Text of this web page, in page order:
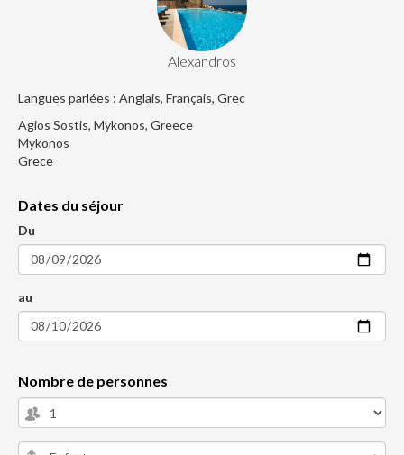
Alexandros
Langues parlées : Anglais, Français, Grec
Agios Sostis, Mykonos, Greece
Mykonos
Grece
Dates du séjour
Du
au
Nombre de personnes